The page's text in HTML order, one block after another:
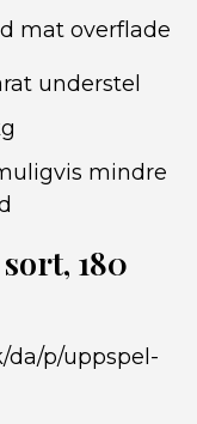
mat overflade
understel
mindre
180
da/p/uppspel-